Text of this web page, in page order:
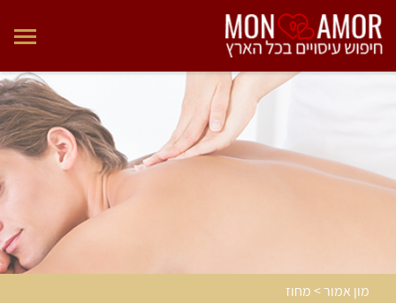
מון אמור > מחוז